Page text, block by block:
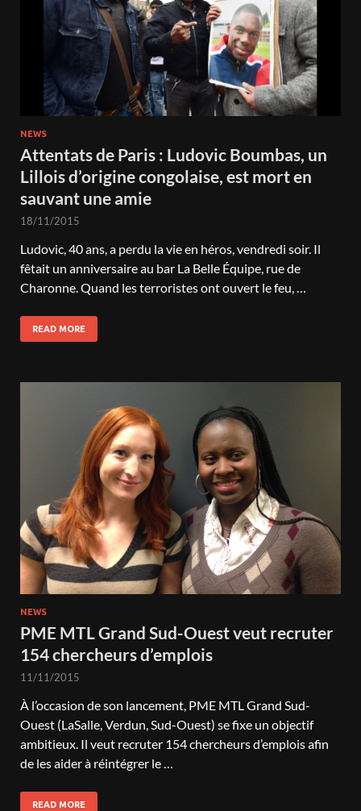
NEWS
Attentats de Paris : Ludovic Boumbas, un
Lillois d’origine congolaise, est mort en
sauvant une amie
18/11/2015
Ludovic, 40 ans, a perdu la vie en héros, vendredi soir. Il
fêtait un anniversaire au bar La Belle Équipe, rue de
Charonne. Quand les terroristes ont ouvert le feu, …
READ MORE
NEWS
PME MTL Grand Sud-Ouest veut recruter
154 chercheurs d’emplois
11/11/2015
À l’occasion de son lancement, PME MTL Grand Sud-
Ouest (LaSalle, Verdun, Sud-Ouest) se fixe un objectif
ambitieux. Il veut recruter 154 chercheurs d’emplois afin
de les aider à réintégrer le …
READ MORE